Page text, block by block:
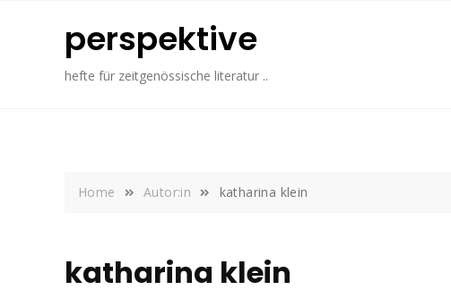
perspektive
hefte für zeitgenössische literatur ..
Home Autor:in katharina klein
katharina klein